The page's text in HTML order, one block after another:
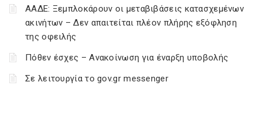
ΑΑΔΕ: Ξεμπλοκάρουν οι μεταβιβάσεις κατασχεμένων
ακινήτων – Δεν απαιτείται πλέον πλήρης εξόφληση
της οφειλής
Πόθεν έσχες – Ανακοίνωση για έναρξη υποβολής
Σε λειτουργία το gov.gr messenger